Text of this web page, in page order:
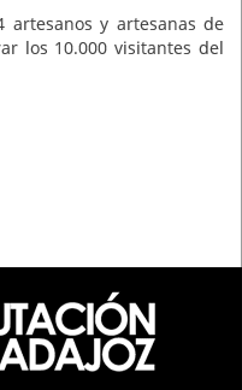
y artesanas de
los 10.000 visitantes del